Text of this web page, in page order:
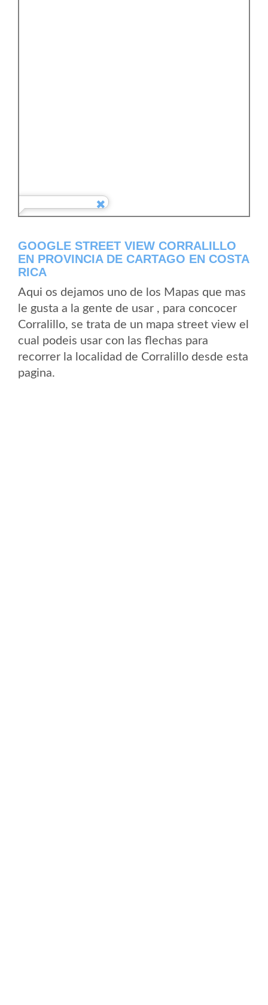
GOOGLE STREET VIEW CORRALILLO
EN PROVINCIA DE CARTAGO EN COSTA
RICA
Aqui os dejamos uno de los Mapas que mas
le gusta a la gente de usar , para concocer
Corralillo, se trata de un mapa street view el
cual podeis usar con las flechas para
recorrer la localidad de Corralillo desde esta
pagina.